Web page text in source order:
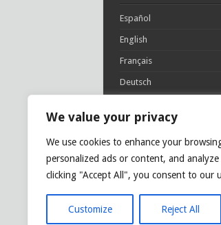
We value your privacy
We use cookies to enhance your
personalized ads or content, and
clicking "Accept All", you consent to our
Customize Reject All
Español
English
Français
Deutsch
Português
Polski
Glória Patri, et Fílio, et
princípio, et nunc et
sæculórum. Amen.